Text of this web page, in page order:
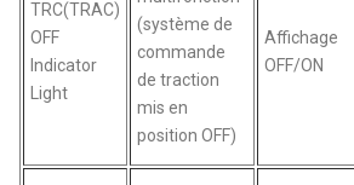
TRC(TRAC)
OFF
Indicator
Light
(système de
commande
de traction
mis en
position OFF)
Affichage
OFF/ON